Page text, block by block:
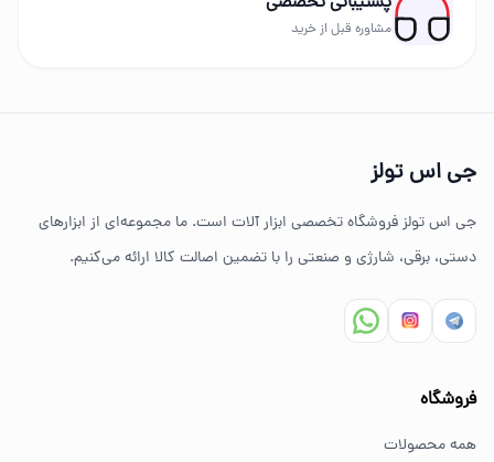
برندهای حرفه‌ای عرضه می‌شود.
ضمانت اصالت کالا
مشاوره تخصصی خرید ابزار
مشاوره قبل از خرید
جی اس تولز
جی اس تولز فروشگاه تخصصی ابزار آلات است. ما مجموعه‌ای از ابزارهای
دستی، برقی، شارژی و صنعتی را با تضمین اصالت کالا ارائه می‌کنیم.
فروشگاه
همه محصولات